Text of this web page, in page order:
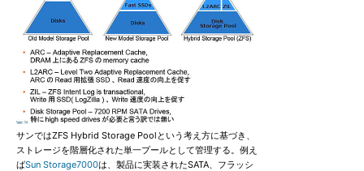
サンではZFS Hybrid Storage Poolという考え方に基づき、
ストレージを階層化された単一プールとして管理する。例え
ばSun Storage7000は、製品に実装されたSATA、フラッシ